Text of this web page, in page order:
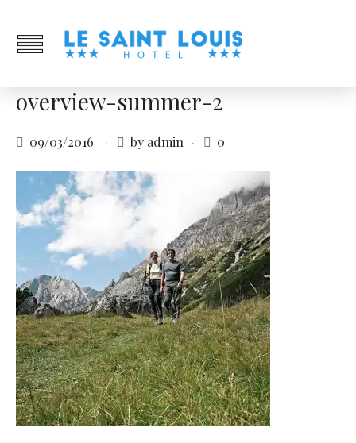
overview-summer-2
09/03/2016 by admin 0